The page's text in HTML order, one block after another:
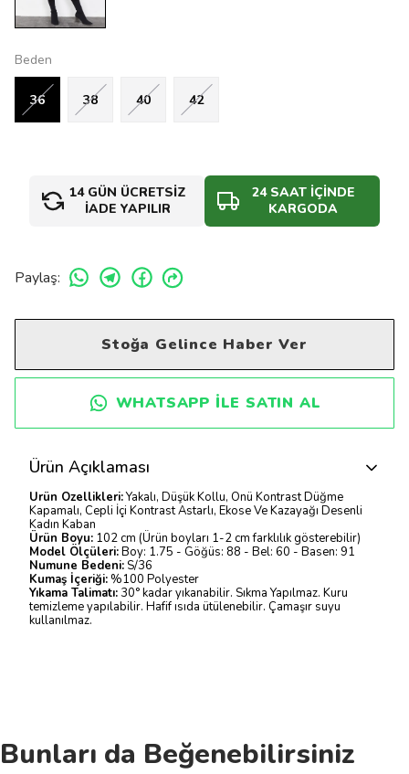
Beden
36 38 40 42
14 GÜN ÜCRETSİZ
İADE YAPILIR
24 SAAT İÇİNDE
KARGODA
Paylaş:
Stoğa Gelince Haber Ver
WHATSAPP ILE SATIN AL
Ürün Açıklaması
Ürün Özellikleri:Yakalı, Düşük Kollu, Önü Kontrast Düğme
Kapamalı, Cepli İçi Kontrast Astarlı, Ekose Ve Kazayağı Desenli
Kadın Kaban
Ürün Boyu: 102 cm (Ürün boyları 1-2 cm farklılık gösterebilir)
Model Ölçüleri:Boy: 1.75 - Göğüs: 88 - Bel: 60 - Basen: 91
Numune Bedeni: S/36
Kumaş İçeriği: %100 Polyester
Yıkama Talimatı:30° kadar yıkanabilir. Sıkma Yapılmaz. Kuru
temizleme yapılabilir. Hafif ısıda ütülenebilir. Çamaşır suyu
kullanılmaz.
Bunları da Beğenebilirsiniz